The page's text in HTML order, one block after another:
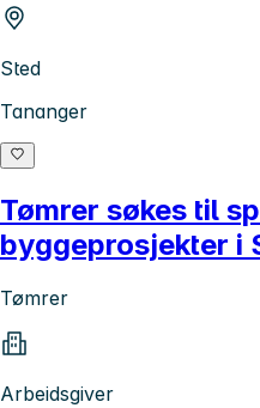
Sted
Tananger
Tømrer søkes til
byggeprosjekter i
Tømrer
Arbeidsgiver